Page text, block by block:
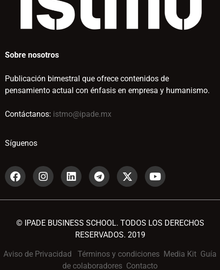
Sobre nosotros
Publicación bimestral que ofrece contenidos de
pensamiento actual con énfasis en empresa y humanismo.
Contáctanos: istmo@ipade.mx
Síguenos
© IPADE BUSINESS SCHOOL. TODOS LOS DERECHOS
RESERVADOS. 2019
Aviso de Privacidad Términos y condiciones Media Kit Guía
de colaboradores Contacto